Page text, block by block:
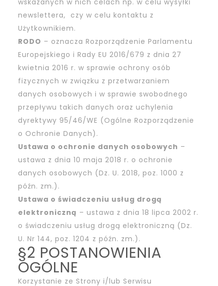
wskazanych w nich celach np. w celu wysyłki
newslettera, czy w celu kontaktu z
Użytkownikiem.
RODO – oznacza Rozporządzenie Parlamentu
Europejskiego i Rady EU 2016/679 z dnia 27
kwietnia 2016 r. w sprawie ochrony osób
fizycznych w związku z przetwarzaniem
danych osobowych i w sprawie swobodnego
przepływu takich danych oraz uchylenia
dyrektywy 95/46/WE (Ogólne Rozporządzenie
o Ochronie Danych).
Ustawa o ochronie danych osobowych –
ustawa z dnia 10 maja 2018 r. o ochronie
danych osobowych (Dz. U. 2018, poz. 1000 z
późn. zm.).
Ustawa o świadczeniu usług drogą
elektroniczną – ustawa z dnia 18 lipca 2002 r.
o świadczeniu usług drogą elektroniczną (Dz.
U. Nr 144, poz. 1204 z późn. zm.).
§2 POSTANOWIENIA
OGÓLNE
Korzystanie ze Strony i/lub Serwisu